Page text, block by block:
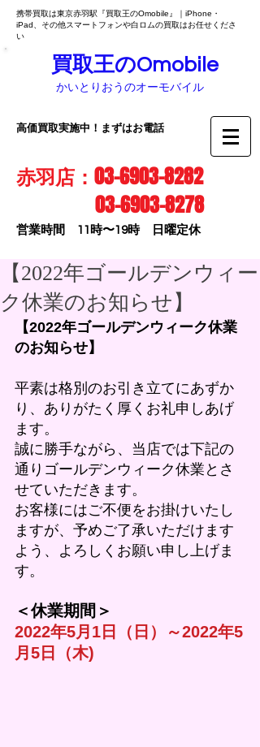
携帯買取は東京赤羽駅『買取王のOmobile』｜iPhone・
iPad、その他スマートフォンや白ロムの買取はお任せくださ
い
買取王のOmobile
かいとりおうのオーモバイル
高価買取実施中！まずはお電話
赤羽店：03-6903-8282
03-6903-8278
営業時間 11時〜19時 日曜定休
【2022年ゴールデンウィー
ク休業のお知らせ】
【2022年ゴールデンウィーク休業
のお知らせ】
平素は格別のお引き立てにあずか
り、ありがたく厚くお礼申しあげ
ます。
誠に勝手ながら、当店では下記の
通りゴールデンウィーク休業とさ
せていただきます。
お客様にはご不便をお掛けいたし
ますが、予めご了承いただけます
よう、よろしくお願い申し上げま
す。
＜休業期間＞
2022年5月1日（日）～2022年5
月5日（木)